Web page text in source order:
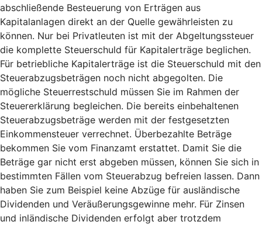
abschließende Besteuerung von Erträgen aus
Kapitalanlagen direkt an der Quelle gewährleisten zu
können. Nur bei Privatleuten ist mit der Abgeltungssteuer
die komplette Steuerschuld für Kapitalerträge beglichen.
Für betriebliche Kapitalerträge ist die Steuerschuld mit den
Steuerabzugsbeträgen noch nicht abgegolten. Die
mögliche Steuerrestschuld müssen Sie im Rahmen der
Steuererklärung begleichen. Die bereits einbehaltenen
Steuerabzugsbeträge werden mit der festgesetzten
Einkommensteuer verrechnet. Überbezahlte Beträge
bekommen Sie vom Finanzamt erstattet. Damit Sie die
Beträge gar nicht erst abgeben müssen, können Sie sich in
bestimmten Fällen vom Steuerabzug befreien lassen. Dann
haben Sie zum Beispiel keine Abzüge für ausländische
Dividenden und Veräußerungsgewinne mehr. Für Zinsen
und inländische Dividenden erfolgt aber trotzdem